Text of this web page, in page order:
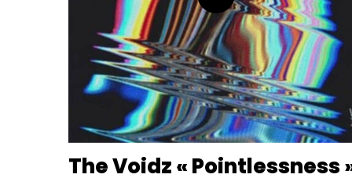
The Voidz « Pointlessness